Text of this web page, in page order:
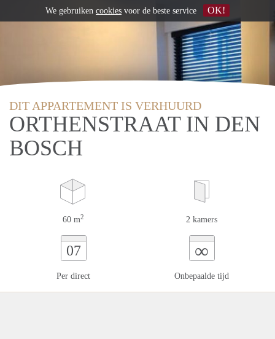
DIT APPARTEMENT IS VERHUURD
ORTHENSTRAAT IN DEN
BOSCH
60 m2 2 kamers
07
Per direct
∞
Onbepaalde tijd
We gebruiken cookies voor de beste service OK!